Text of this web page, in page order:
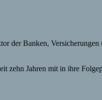
der Banken,
zehn Jahren mit in ihre